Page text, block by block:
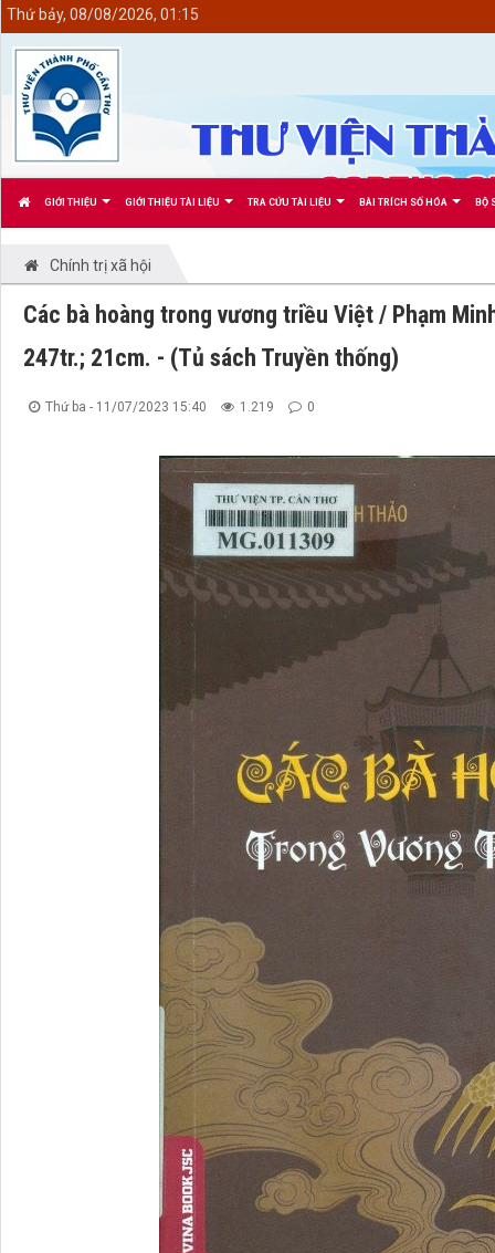
GIỚI THIỆU GIỚI THIỆU TÀI LIỆU TRA CỨU TÀI LIỆU BÀI TRÍCH SỐ HÓA BỘ
Thứ bảy, 08/08/2026, 01:15
Chính trị xã hội
Các bà hoàng trong vương triều Việt / Phạm
247tr.; 21cm. - (Tủ sách Truyền thống)
Thứ ba - 11/07/2023 15:40 1.219 0
<